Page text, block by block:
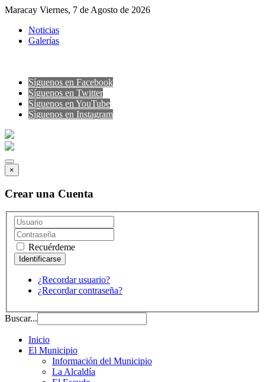
Maracay Viernes, 7 de Agosto de 2026
Noticias
Galerías
Síguenos en Facebook
Síguenos en Twitter
Síguenos en YouTube
Sìguenos en Instagram
×
Crear una Cuenta
Recuérdeme
¿Recordar usuario?
¿Recordar contraseña?
Buscar...
Inicio
El Municipio
Información del Municipio
La Alcaldía